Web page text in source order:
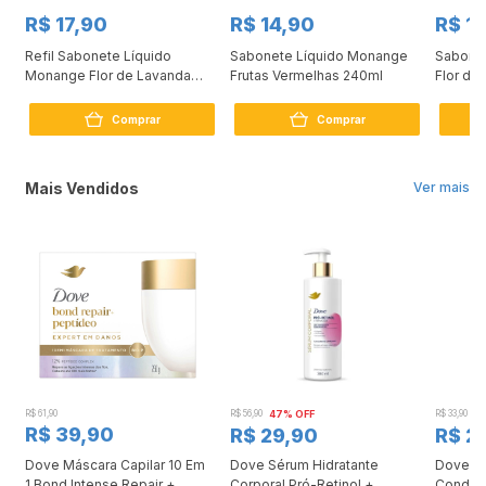
R$ 17,90
Refil Sabonete Líquido
Monange Flor de Lavanda
Comprar
R$ 14,90
Sabonete Líquido Monange
Frutas Vermelhas 240ml
Comprar
R$
Flor de
Ver mais
Mais Vendidos
R$ 61,90
R$ 39,90
Dove Máscara Capilar 10 Em
R$ 56,90 47% OFF
R$ 29,90
Dove Sérum Hidratante
R$ 33,90
R$
Dove